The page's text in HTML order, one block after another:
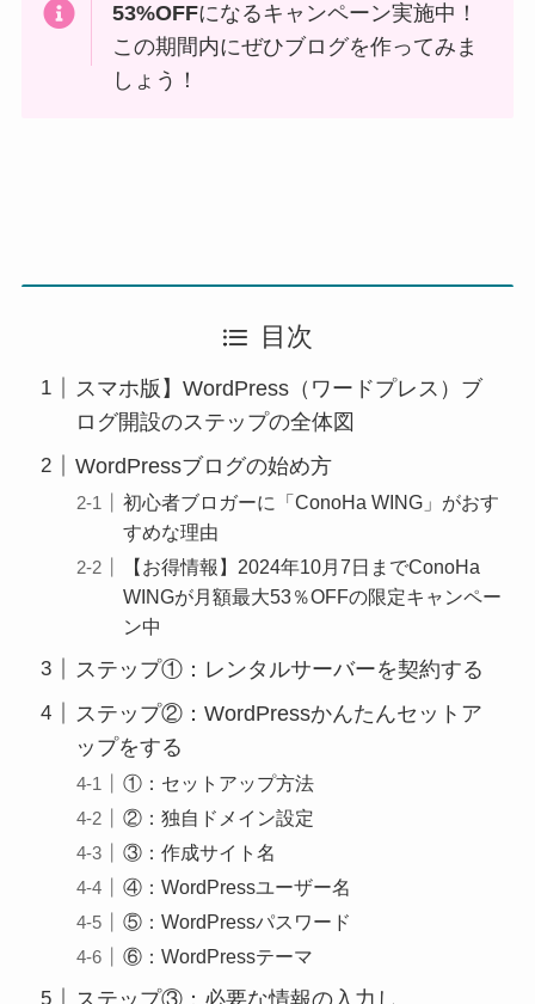
53%OFFになるキャンペーン実施中！
この期間内にぜひブログを作ってみま
しょう！
目次
スマホ版】WordPress（ワードプレス）ブ
ログ開設のステップの全体図
WordPressブログの始め方
初心者ブロガーに「ConoHa WING」がおす
すめな理由
【お得情報】2024年10月7日までConoHa
WINGが月額最大53％OFFの限定キャンペー
ン中
ステップ①：レンタルサーバーを契約する
ステップ②：WordPressかんたんセットア
ップをする
①：セットアップ方法
②：独自ドメイン設定
③：作成サイト名
④：WordPressユーザー名
⑤：WordPressパスワード
⑥：WordPressテーマ
ステップ③：必要な情報の入力し、